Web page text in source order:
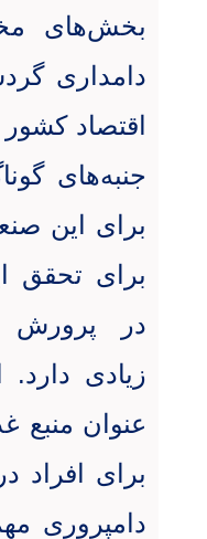
بخش‌های
دامداری
اقتصاد
جنبه‌های
برای این
برای تحقق
در پرورش
زیادی دارد.
عنوان منبع
برای افراد
دامپروری